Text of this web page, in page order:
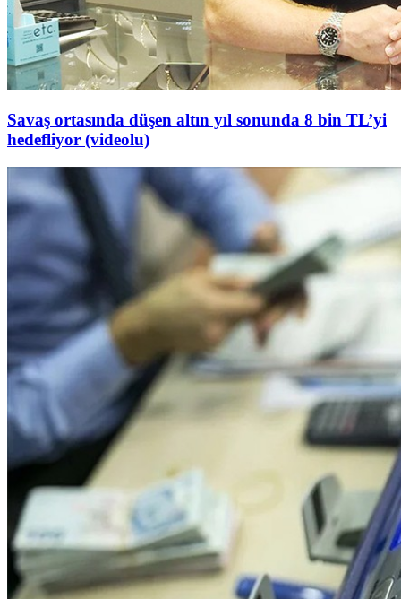
Savaş ortasında düşen altın yıl sonunda 8 bin TL’yi
hedefliyor (videolu)